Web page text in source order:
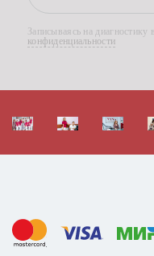
Записываясь на диагностику
конфиденциальности